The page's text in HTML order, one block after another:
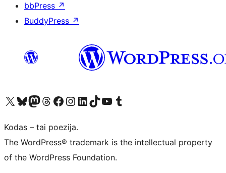
bbPress ↗
BuddyPress ↗
Visit our X (formerly Twitter) account
Apsilankykite mūsų Bluesky paskyroje
Visit our Mastodon account
Apsilankykite mūsų Threads paskyroje
Visit our Facebook page
Visit our Instagram account
Visit our LinkedIn account
Apsilankykite mūsų TikTok paskyroje
Visit our YouTube channel
Apsilankykite mūsų Tumblr paskyroje
Kodas – tai poezija.
The WordPress® trademark is the intellectual property
of the WordPress Foundation.